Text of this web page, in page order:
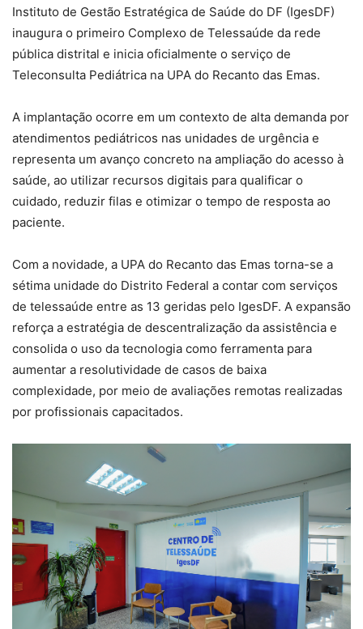
Instituto de Gestão Estratégica de Saúde do DF (IgesDF)
inaugura o primeiro Complexo de Telessaúde da rede
pública distrital e inicia oficialmente o serviço de
Teleconsulta Pediátrica na UPA do Recanto das Emas.
A implantação ocorre em um contexto de alta demanda por
atendimentos pediátricos nas unidades de urgência e
representa um avanço concreto na ampliação do acesso à
saúde, ao utilizar recursos digitais para qualificar o
cuidado, reduzir filas e otimizar o tempo de resposta ao
paciente.
Com a novidade, a UPA do Recanto das Emas torna-se a
sétima unidade do Distrito Federal a contar com serviços
de telessaúde entre as 13 geridas pelo IgesDF. A expansão
reforça a estratégia de descentralização da assistência e
consolida o uso da tecnologia como ferramenta para
aumentar a resolutividade de casos de baixa
complexidade, por meio de avaliações remotas realizadas
por profissionais capacitados.